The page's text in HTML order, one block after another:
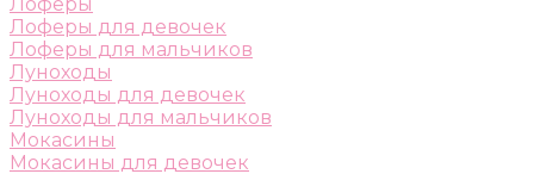
Лоферы для девочек
Лоферы для мальчиков
Луноходы
Луноходы для девочек
Луноходы для мальчиков
Мокасины
Мокасины для девочек